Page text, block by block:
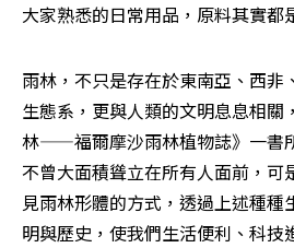
大家熟悉的日常用品，原料其實都
雨林，不只是存在於東南亞、西非
生態系，更與人類的文明息息相關
林——福爾摩沙雨林植物誌》一書
不曾大面積聳立在所有人面前，可
見雨林形體的方式，透過上述種種
明與歷史，使我們生活便利、科技